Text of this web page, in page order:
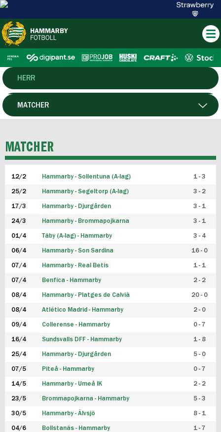
HERR
DAM
P19
F19
FUTSAL HERR
FUTSAL DAM
MATCHER
MATCHER
12/2 Hammarby - Sollentuna (A-lag) 1 - 3
25/2 Hammarby - Segeltorp (A-lag) 3 - 2
17/3 Hammarby - Djurgården 3 - 1
24/3 Hammarby - Brommapojkarna 3 - 1
01/4 Täby (A-lag) - Hammarby 3 - 4
06/4 Hammarby - Son Sardina 16 - 0
07/4 Hammarby - Real Betis 1 - 1
07/4 Benfica - Hammarby 2 - 2
08/4 Hammarby - Platges de Calvià 20 - 0
08/4 Atlético Madrid - Hammarby 2 - 0
09/4 Collerense - Hammarby 0 - 7
16/4 Sundsvalls DFF - Hammarby 1 - 8
25/4 Hammarby - Djurgården 5 - 0
07/5 Piteå - Hammarby 0 - 7
14/5 Hammarby - Umeå IK 2 - 2
23/5 Brommapojkarna - Hammarby 5 - 3
30/5 Hammarby - Älvsjö 8 - 1
04/6 Bollstanäs - Hammarby 1 - 7